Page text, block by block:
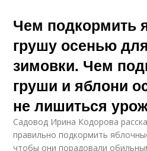
Чем подкормить
грушу осенью
зимовки. Чем
груши и яблони
не лишиться
Садовод Ирина Кодорова
правильно подкормить
чтобы они порадовали